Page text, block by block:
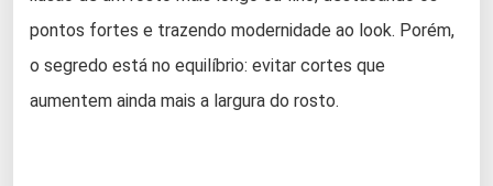
pontos fortes e trazendo modernidade ao look. Porém,
o segredo está no equilíbrio: evitar cortes que
aumentem ainda mais a largura do rosto.